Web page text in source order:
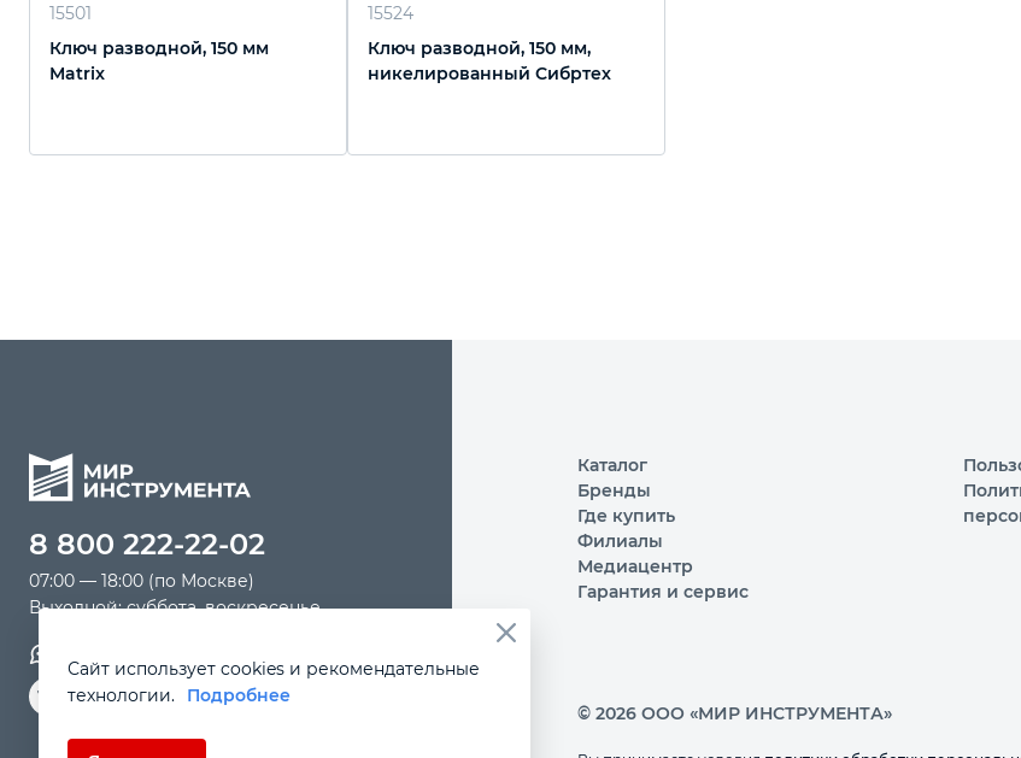
15501
Ключ разводной, 150 мм
Matrix
15524
Ключ разводной, 150 мм,
никелированный Сибртех
8 800 222-22-02
07:00 — 18:00 (по Москве)
Выходной: суббота, воскресенье
Каталог
Бренды
Где купить
Филиалы
Медиацентр
Гарантия и сервис
© 2026 ООО «МИР ИНСТРУМЕНТА»
Сайт использует cookies и рекомендательные
технологии.
Подробнее